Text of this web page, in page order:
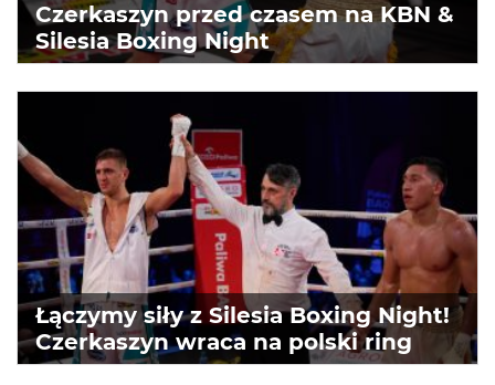
Czerkaszyn przed czasem na KBN &
Silesia Boxing Night
Łączymy siły z Silesia Boxing Night!
Czerkaszyn wraca na polski ring